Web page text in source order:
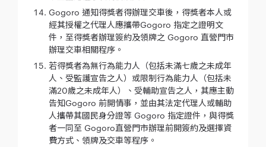
Gogoro 通知得獎者得辦理交車後，得獎者本人或
經其授權之代理人應攜帶Gogoro 指定之證明文
件，至得獎者辦理簽約及領牌之 Gogoro 直營門市
辦理交車相關程序。
若得獎者為無行為能力人（包括未滿七歲之未成年
人、受監護宣告之人）或限制行為能力人（包括未
滿20歲之未成年人）、受輔助宣告之人，其應主動
告知Gogoro 前開情事，並由其法定代理人或輔助
人攜帶其國民身分證等 Gogoro 指定證件，與得獎
者一同至 Gogoro直營門市辦理前開簽約及選擇資
費方式、領牌及交車等程序。